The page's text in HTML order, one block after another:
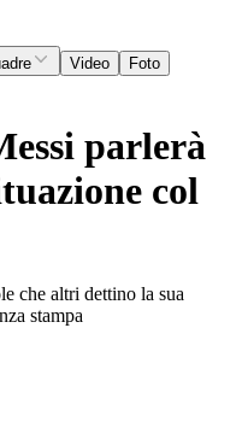
Video Foto
parlerà
col
che altri dettino la sua
stampa